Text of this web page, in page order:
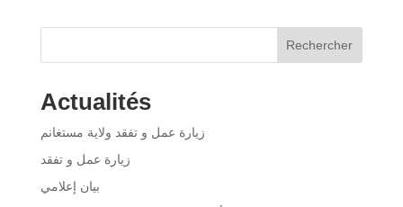
Rechercher
Actualités
زيارة عمل و تفقد ولاية مستغانم
زيارة عمل و تفقد
بيان إعلامي